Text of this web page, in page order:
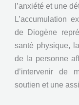
l’anxiété et une
L’accumulation
de Diogène
santé physique,
de la personne
d’intervenir de
soutien et une